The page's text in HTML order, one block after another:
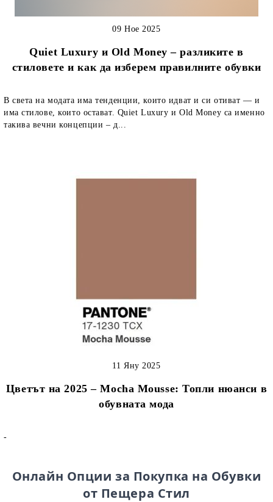
Quiet Luxury и Old Money – разликите в
стиловете и как да изберем правилните обувки
09 Ное 2025
В света на модата има тенденции, които идват и си отиват — и
има стилове, които остават. Quiet Luxury и Old Money са именно
такива вечни концепции – д...
Цветът на 2025 – Mocha Mousse: Топли нюанси в
обувната мода
11 Яну 2025
-
Онлайн Опции за Покупка на Обувки
от Пещера Стил